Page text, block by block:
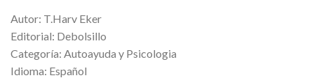
was:
$9.00.
is:
$0.00.
Autor: T.Harv Eker
Editorial: Debolsillo
Categoría: Autoayuda y Psicologia
Idioma: Español